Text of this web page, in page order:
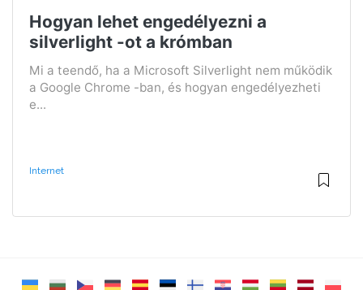
Hogyan lehet engedélyezni a
silverlight -ot a krómban
Mi a teendő, ha a Microsoft Silverlight nem működik
a Google Chrome -ban, és hogyan engedélyezheti
e...
Internet